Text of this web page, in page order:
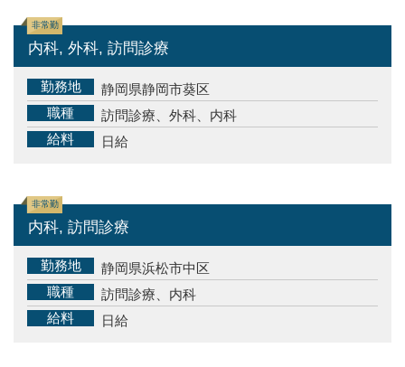
非常勤
内科, 外科, 訪問診療
勤務地
静岡県静岡市葵区
職種
訪問診療、外科、内科
給料
日給
非常勤
内科, 訪問診療
勤務地
静岡県浜松市中区
職種
訪問診療、内科
給料
日給